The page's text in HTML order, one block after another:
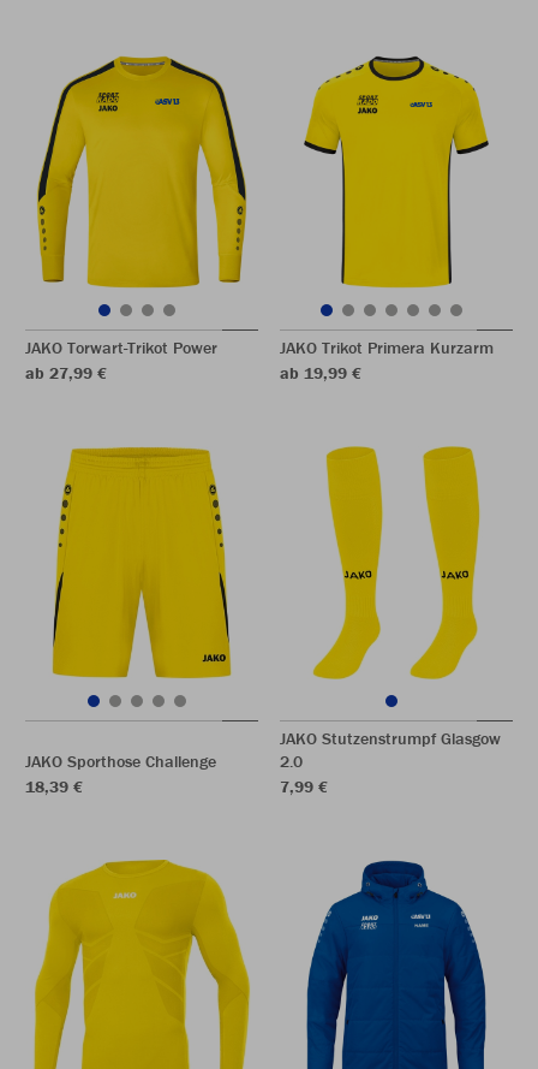
JAKO Torwart-Trikot Power
ab 27,99 €
JAKO Trikot Primera Kurzarm
ab 19,99 €
JAKO Sporthose Challenge
18,39 €
JAKO Stutzenstrumpf Glasgow
2.0
7,99 €